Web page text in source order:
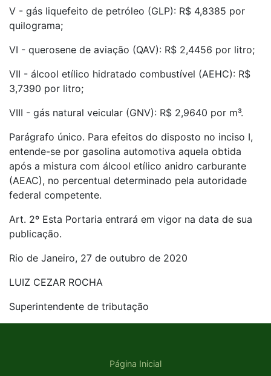
V - gás liquefeito de petróleo (GLP): R$ 4,8385 por
quilograma;
VI - querosene de aviação (QAV): R$ 2,4456 por litro;
VII - álcool etílico hidratado combustível (AEHC): R$
3,7390 por litro;
VIII - gás natural veicular (GNV): R$ 2,9640 por m³.
Parágrafo único. Para efeitos do disposto no inciso I,
entende-se por gasolina automotiva aquela obtida
após a mistura com álcool etílico anidro carburante
(AEAC), no percentual determinado pela autoridade
federal competente.
Art. 2º Esta Portaria entrará em vigor na data de sua
publicação.
Rio de Janeiro, 27 de outubro de 2020
LUIZ CEZAR ROCHA
Superintendente de tributação
Página Inicial